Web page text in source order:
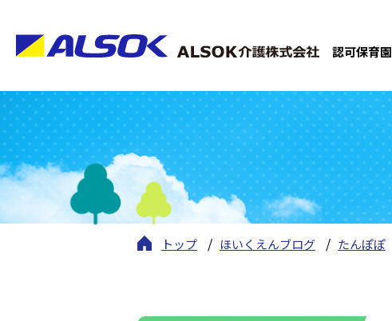
認可保育園
トップ ほいくえんブログ たんぽぽ